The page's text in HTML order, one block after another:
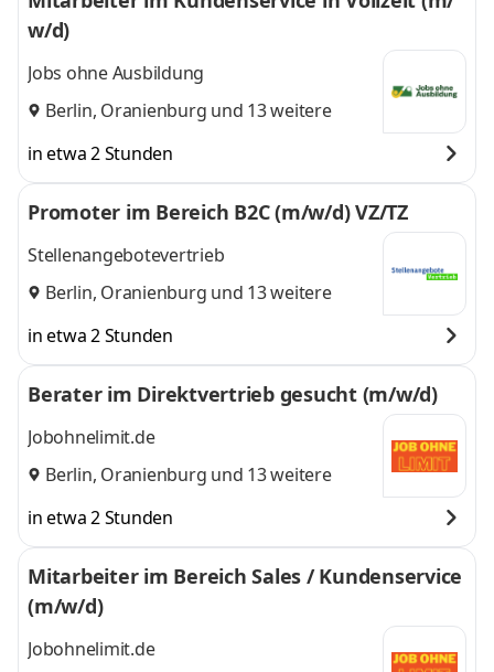
w/d)
Jobs ohne Ausbildung
Berlin, Oranienburg und 13 weitere
in etwa 2 Stunden
Promoter im Bereich B2C (m/w/d) VZ/TZ
Stellenangebotevertrieb
Berlin, Oranienburg und 13 weitere
in etwa 2 Stunden
Berater im Direktvertrieb gesucht (m/w/d)
Jobohnelimit.de
Berlin, Oranienburg und 13 weitere
in etwa 2 Stunden
Mitarbeiter im Bereich Sales / Kundenservice
(m/w/d)
Jobohnelimit.de